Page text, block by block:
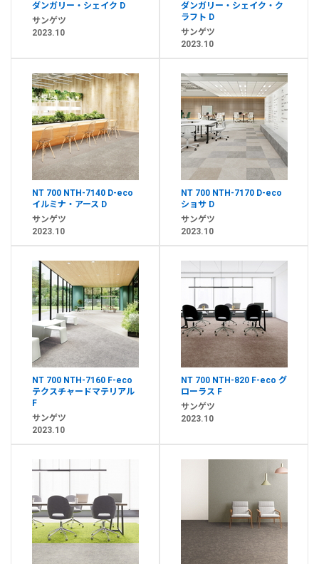
ダンガリー・シェイク D
サンゲツ
2023.10
ダンガリー・シェイク・ク
ラフト D
サンゲツ
2023.10
NT 700 NTH-7140 D-eco
イルミナ・アース D
サンゲツ
2023.10
NT 700 NTH-7170 D-eco
ショサ D
サンゲツ
2023.10
NT 700 NTH-7160 F-eco
テクスチャードマテリアル
F
サンゲツ
2023.10
NT 700 NTH-820 F-eco グ
ローラス F
サンゲツ
2023.10